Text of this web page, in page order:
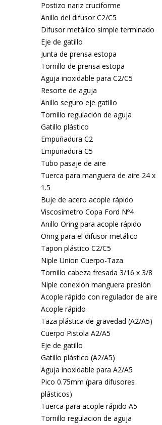
Postizo nariz cruciforme
Anillo del difusor C2/C5
Difusor metálico simple terminado
Eje de gatillo
Junta de prensa estopa
Tornillo de prensa estopa
Aguja inoxidable para C2/C5
Resorte de aguja
Anillo seguro eje gatillo
Tornillo regulación de aguja
Gatillo plástico
Empuñadura C2
Empuñadura C5
Tubo pasaje de aire
Tuerca para manguera de aire 24 x
1.5
Buje de acero acople rápido
Viscosimetro Copa Ford Nº4
Anillo Oring para acople rápido
Oring para el difusor metálico
Tapon plástico C2/C5
Niple Union Cuerpo-Taza
Tornillo cabeza fresada 3/16 x 3/8
Niple conexión manguera presión
Acople rápido con regulador de aire
Acople rápido
Taza plástica de gravedad (A2/A5)
Cuerpo Pistola A2/A5
Eje de gatillo
Gatillo plástico (A2/A5)
Aguja inoxidable para A2/A5
Pico 0.75mm (para difusores
plásticos)
Tuerca para acople rápido A5
Tornillo regulacion de aguja